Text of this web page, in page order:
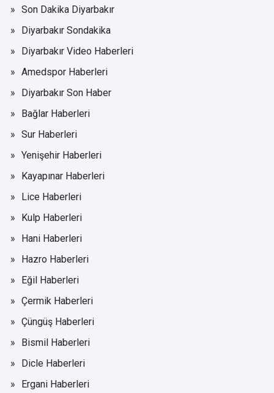
Son Dakika Diyarbakır
Diyarbakır Sondakika
Diyarbakır Video Haberleri
Amedspor Haberleri
Diyarbakır Son Haber
Bağlar Haberleri
Sur Haberleri
Yenişehir Haberleri
Kayapınar Haberleri
Lice Haberleri
Kulp Haberleri
Hani Haberleri
Hazro Haberleri
Eğil Haberleri
Çermik Haberleri
Çüngüş Haberleri
Bismil Haberleri
Dicle Haberleri
Ergani Haberleri